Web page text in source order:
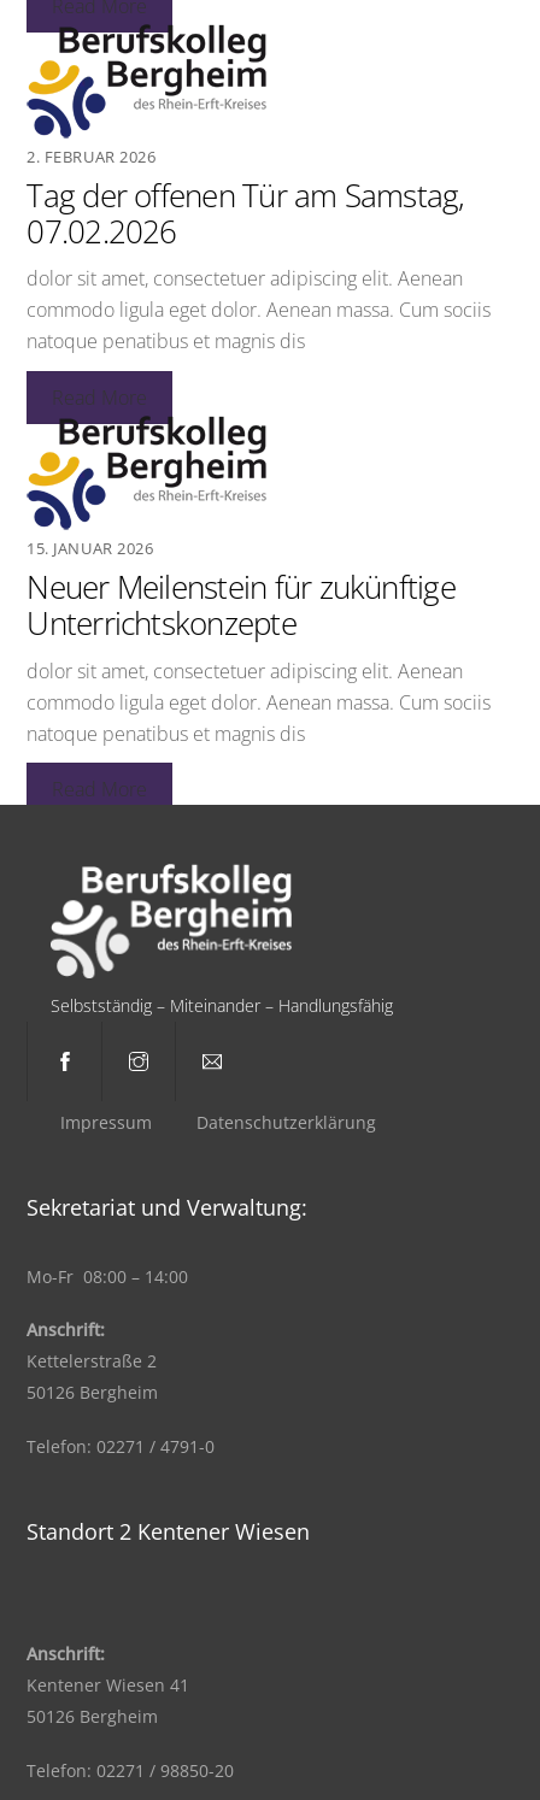
Read More
2. FEBRUAR 2026
Tag der offenen Tür am Samstag,
07.02.2026
dolor sit amet, consectetuer adipiscing elit. Aenean
commodo ligula eget dolor. Aenean massa. Cum sociis
natoque penatibus et magnis dis
Read More
15. JANUAR 2026
Neuer Meilenstein für zukünftige
Unterrichtskonzepte
dolor sit amet, consectetuer adipiscing elit. Aenean
commodo ligula eget dolor. Aenean massa. Cum sociis
natoque penatibus et magnis dis
Read More
Selbstständig – Miteinander – Handlungsfähig
Impressum Datenschutzerklärung
Sekretariat und Verwaltung:
Mo-Fr 08:00 – 14:00
Anschrift:
Kettelerstraße 2
50126 Bergheim
Telefon: 02271 / 4791-0
Standort 2 Kentener Wiesen
Anschrift:
Kentener Wiesen 41
50126 Bergheim
Telefon: 02271 / 98850-20